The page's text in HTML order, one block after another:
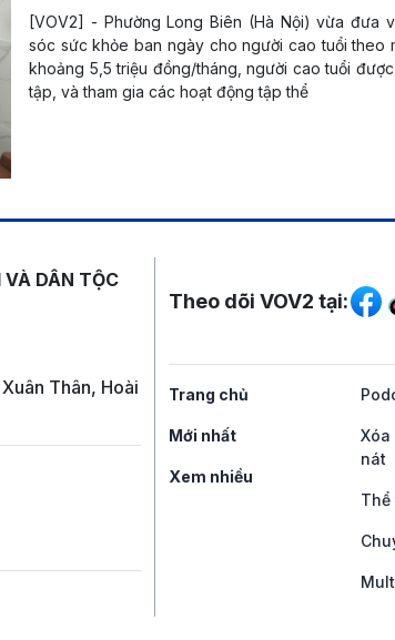
[VOV2] - Phường Long Biên (Hà Nội) vừa đưa
sóc sức khỏe ban ngày cho người cao tuổi theo
khoảng 5,5 triệu đồng/tháng, người cao tuổi
tập, và tham gia các hoạt động tập thể
DÂN TỘC
Thân, Hoài
Mạng xã hội
Theo dõi VOV2 tại:
Trang chủ
Mới nhất
Xem nhiều
Xóa
nát
Thể